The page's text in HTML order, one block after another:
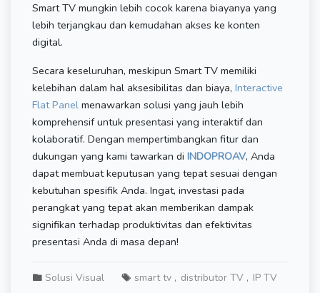
Smart TV mungkin lebih cocok karena biayanya yang
lebih terjangkau dan kemudahan akses ke konten
digital.
Secara keseluruhan, meskipun Smart TV memiliki
kelebihan dalam hal aksesibilitas dan biaya, Interactive
Flat Panel menawarkan solusi yang jauh lebih
komprehensif untuk presentasi yang interaktif dan
kolaboratif. Dengan mempertimbangkan fitur dan
dukungan yang kami tawarkan di INDOPROAV, Anda
dapat membuat keputusan yang tepat sesuai dengan
kebutuhan spesifik Anda. Ingat, investasi pada
perangkat yang tepat akan memberikan dampak
signifikan terhadap produktivitas dan efektivitas
presentasi Anda di masa depan!
Solusi Visual smart tv distributor TV IP TV